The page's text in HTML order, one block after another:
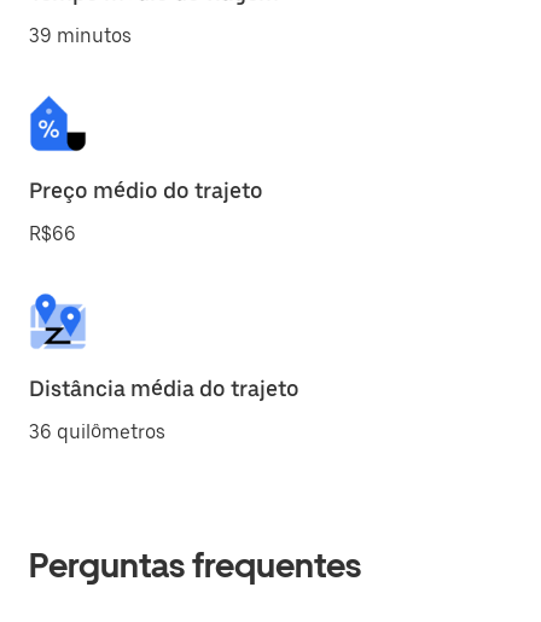
39 minutos
Preço médio do trajeto
R$66
Distância média do trajeto
36 quilômetros
Perguntas frequentes